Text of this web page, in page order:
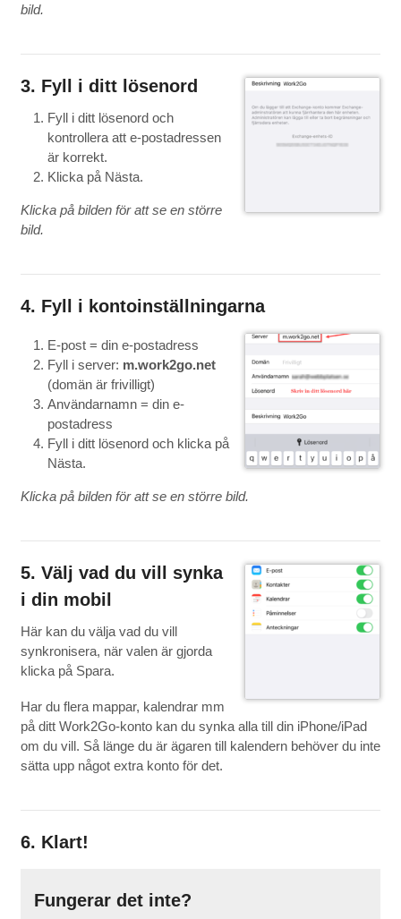
bild.
3. Fyll i ditt lösenord
Fyll i ditt lösenord och
kontrollera att e-postadressen
är korrekt.
Klicka på Nästa.
Klicka på bilden för att se en större
bild.
4. Fyll i kontoinställningarna
E-post = din e-postadress
Fyll i server: m.work2go.net
(domän är frivilligt)
Användarnamn = din e-
postadress
Fyll i ditt lösenord och klicka på
Nästa.
Klicka på bilden för att se en större bild.
5. Välj vad du vill synka
i din mobil
Här kan du välja vad du vill
synkronisera, när valen är gjorda
klicka på Spara.
Har du flera mappar, kalendrar mm
på ditt Work2Go-konto kan du synka alla till din iPhone/iPad
om du vill. Så länge du är ägaren till kalendern behöver du inte
sätta upp något extra konto för det.
6. Klart!
Fungerar det inte?